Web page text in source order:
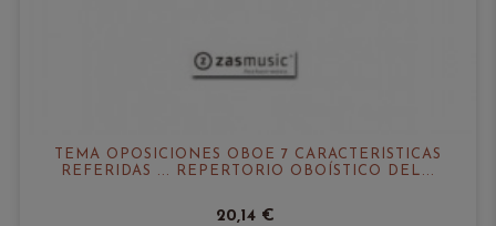
TEMA OPOSICIONES OBOE 7 CARACTERÍSTICAS
REFERIDAS ... REPERTORIO OBOÍSTICO DEL...
20,14 €